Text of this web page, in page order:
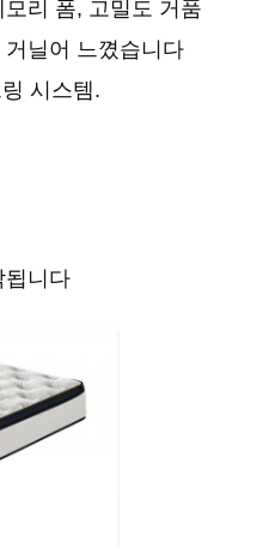
리 폼, 고밀도 거품
닐어 느꼈습니다
시스템.
됩니다